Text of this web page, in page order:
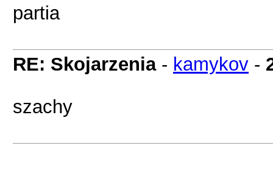
partia
RE: Skojarzenia- kamykov -
szachy